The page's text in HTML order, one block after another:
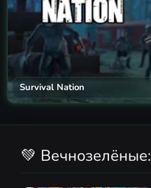
Survival Nation
💚 Вечнозелёные: